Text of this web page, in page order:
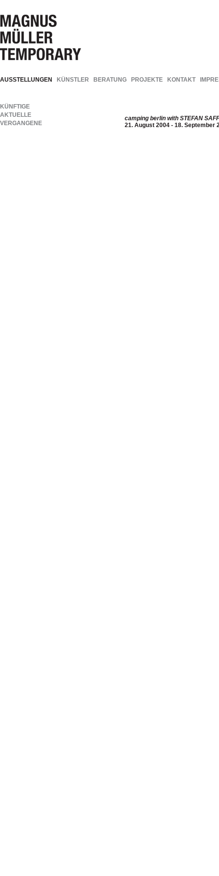
AUSSTELLUNGEN KÜNSTLER BERATUNG PROJEKTE KONTAKT
KÜNFTIGE
AKTUELLE
VERGANGENE
camping berlin with STEFAN
21. August 2004 - 18. September